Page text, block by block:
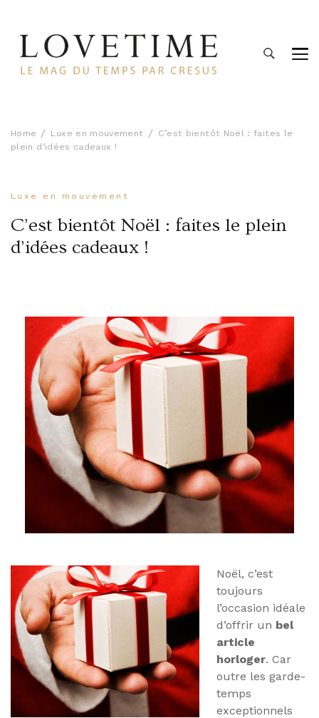
Home Luxe en mouvement
C’est bientôt Noël : faites le
plein d’idées cadeaux !
Luxe en mouvement
C’est bientôt Noël : faites le plein
d’idées cadeaux !
Noël, c’est
toujours
l’occasion idéale
d’offrir un bel
article
horloger. Car
outre les garde-
temps
exceptionnels